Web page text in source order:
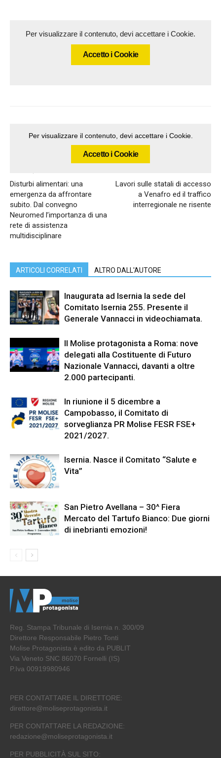
Per visualizzare il contenuto, devi accettare i Cookie.
Accetto i Cookie
Per visualizzare il contenuto, devi accettare i Cookie.
Accetto i Cookie
Disturbi alimentari: una
emergenza da affrontare
subito. Dal convegno
Neuromed l’importanza di una
rete di assistenza
multidisciplinare
Lavori sulle statali di accesso
a Venafro ed il traffico
interregionale ne risente
ARTICOLI CORRELATI ALTRO DALL'AUTORE
Inaugurata ad Isernia la sede del
Comitato Isernia 255. Presente il
Generale Vannacci in videochiamata.
Il Molise protagonista a Roma: nove
delegati alla Costituente di Futuro
Nazionale Vannacci, davanti a oltre
2.000 partecipanti.
In riunione il 5 dicembre a
Campobasso, il Comitato di
sorveglianza PR Molise FESR FSE+
2021/2027.
Isernia. Nasce il Comitato “Salute e
Vita”
San Pietro Avellana – 30^ Fiera
Mercato del Tartufo Bianco: Due giorni
di inebrianti emozioni!
Reg. Stampa Tribunale di Isernia n. 300/09
Direttore Responsabile Pietro Tonti
Molise Protagonista è edito da PUBLIT
Via Veneto SNC 86070 Fornelli (IS)
P.Iva 00919980946
PER CONTATTARE IL DIRETTORE:
direttore@moliseprotagonista.it
PER CONTATTARE LA REDAZIONE:
redazione@moliseprotagonista.it
PER PUBBLICITÀ SUL SITO: